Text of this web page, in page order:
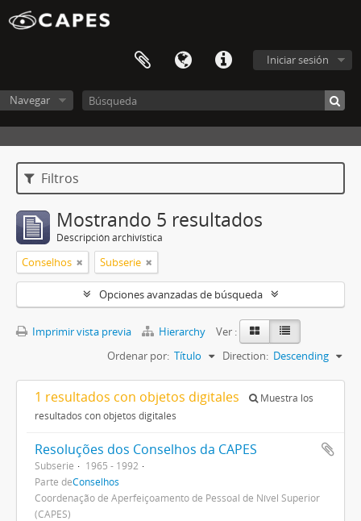
Iniciar sesión
Navegar
Filtros
Mostrando 5 resultados
Descripción archivística
Conselhos Subserie
Opciones avanzadas de búsqueda
Imprimir vista previa Hierarchy
Ver :
Ordenar por: Título Direction: Descending
1 resultados con objetos digitales
Muestra los
resultados con objetos digitales
Resoluções dos Conselhos da CAPES
Subserie
1965 - 1992
Parte deConselhos
Coordenação de Aperfeiçoamento de Pessoal de Nível Superior
(CAPES)